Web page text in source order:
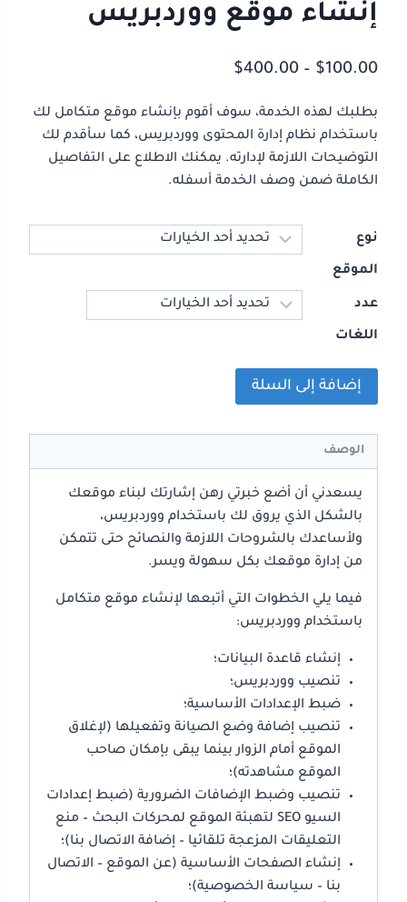
إنشاء موقع ووردبريس
$100.00
–
$400.00
بطلبك لهذه الخدمة، سوف أقوم بإنشاء موقع متكامل لك
باستخدام نظام إدارة المحتوى ووردبريس، كما سأقدم لك
التوضيحات اللازمة لإدارته. يمكنك الاطلاع على التفاصيل
الكاملة ضمن وصف الخدمة أسفله.
نوع
الموقع
عدد
اللغات
إضافة إلى السلة
الوصف
يسعدني أن أضع خبرتي رهن إشارتك لبناء موقعك
بالشكل الذي يروق لك باستخدام ووردبريس،
ولأساعدك بالشروحات اللازمة والنصائح حتى تتمكن
من إدارة موقعك بكل سهولة ويسر.
فيما يلي الخطوات التي أتبعها لإنشاء موقع متكامل
باستخدام ووردبريس:
إنشاء قاعدة البيانات؛
تنصيب ووردبريس؛
ضبط الإعدادات الأساسية؛
تنصيب إضافة وضع الصيانة وتفعيلها (لإغلاق
الموقع أمام الزوار بينما يبقى بإمكان صاحب
الموقع مشاهدته)؛
تنصيب وضبط الإضافات الضرورية (ضبط إعدادات
السيو SEO لتهبئة الموقع لمحركات البحث – منع
التعليقات المزعجة تلقائيا – إضافة الاتصال بنا)؛
إنشاء الصفحات الأساسية (عن الموقع – الاتصال
بنا – سياسة الخصوصية)؛